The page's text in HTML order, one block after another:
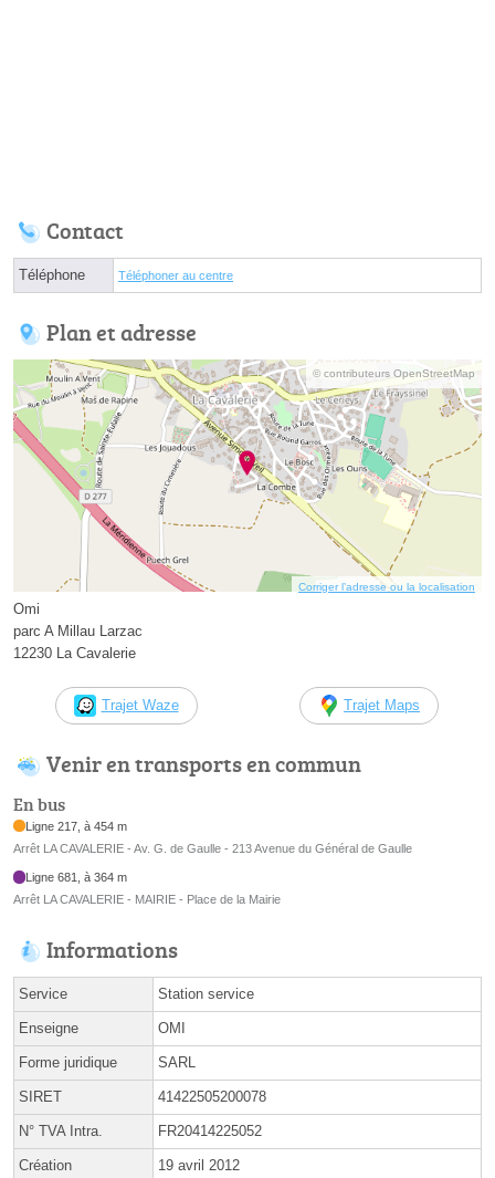
Contact
Téléphone Téléphoner au centre
Plan et adresse
© contributeurs OpenStreetMap
Corriger l’adresse ou la localisation
Omi
parc A Millau Larzac
12230 La Cavalerie
Trajet Waze Trajet Maps
Venir en transports en commun
En bus
Ligne 217, à 454 m
Arrêt LA CAVALERIE - Av. G. de Gaulle - 213 Avenue du Général de Gaulle
Ligne 681, à 364 m
Arrêt LA CAVALERIE - MAIRIE - Place de la Mairie
Informations
Service Station service
Enseigne OMI
Forme juridique SARL
SIRET 41422505200078
N° TVA Intra. FR20414225052
Création 19 avril 2012